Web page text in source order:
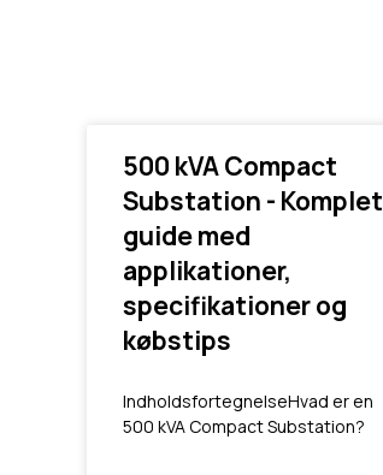
500 kVA Compact
Substation - Komplet
guide med
applikationer,
specifikationer og
købstips
IndholdsfortegnelseHvad er en
500 kVA Compact Substation?